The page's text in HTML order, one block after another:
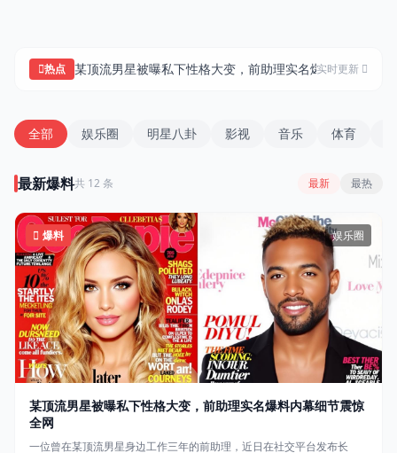
海角51黑料网
热点 某顶流男星被曝私下性格大变，前助理实名爆料内幕细...
实时更新
全部 娱乐圈 明星八卦 影视 音乐 体育
最新爆料共 12 条 最新 最热
爆料 娱乐圈
某顶流男星被曝私下性格大变，前助理实名爆料内幕细节震惊
全网
一位曾在某顶流男星身边工作三年的前助理，近日在社交平台发布长